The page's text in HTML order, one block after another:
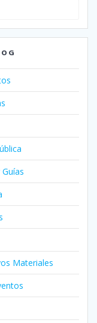
Materiales